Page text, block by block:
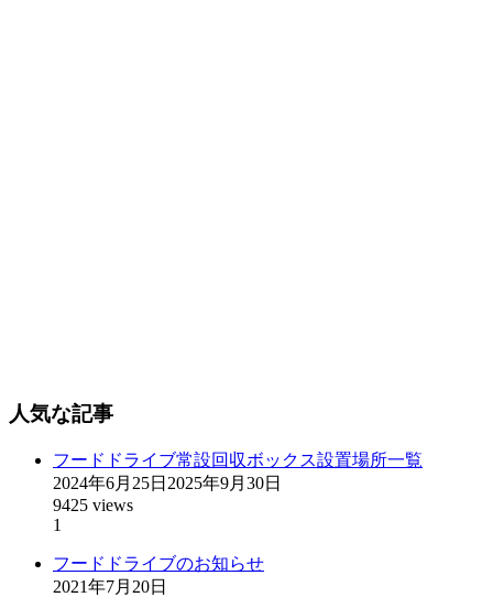
人気な記事
フードドライブ常設回収ボックス設置場所一覧
2024年6月25日 2025年9月30日
9425 views
1
フードドライブのお知らせ
2021年7月20日